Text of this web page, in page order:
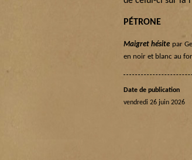
PÉTRONE
Maigret hésite par
en noir et blanc au
Date de publication
vendredi 26 juin 2026